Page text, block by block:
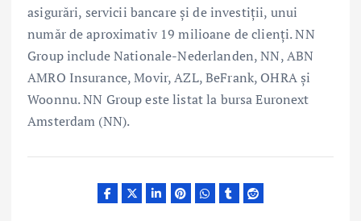
asigurări, servicii bancare și de investiţii, unui
număr de aproximativ 19 milioane de clienţi. NN
Group include Nationale-Nederlanden, NN, ABN
AMRO Insurance, Movir, AZL, BeFrank, OHRA și
Woonnu. NN Group este listat la bursa Euronext
Amsterdam (NN).